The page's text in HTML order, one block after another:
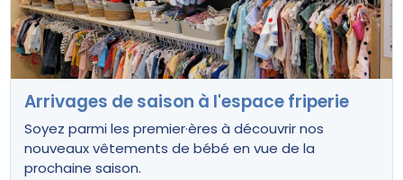
Arrivages de saison à l'espace friperie
Soyez parmi les premier·ères à découvrir nos
nouveaux vêtements de bébé en vue de la
prochaine saison.